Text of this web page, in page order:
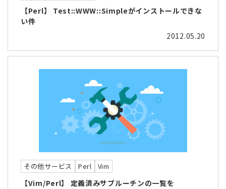
【Perl】 Test::WWW::Simpleがインストールできな
い件
2012.05.20
その他サービス Perl Vim
【Vim/Perl】 定義済みサブルーチンの一覧を